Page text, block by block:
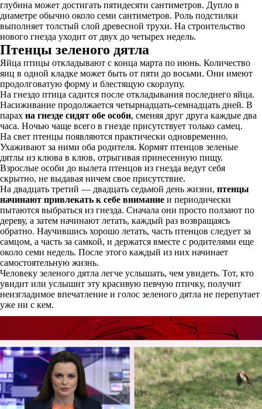
глубина может достигать пятидесяти сантиметров. Дупло в
диаметре обычно около семи сантиметров. Роль подстилки
выполняет толстый слой древесной трухи. На строительство
нового гнезда уходит от двух до четырех недель.
Птенцы зеленого дятла
Яйца птицы откладывают с конца марта по июнь. Количество
яиц в одной кладке может быть от пяти до восьми. Они имеют
продолговатую форму и блестящую скорлупу.
На гнездо птица садится после откладывания последнего яйца.
Насиживание продолжается четырнадцать-семнадцать дней. В
парах на гнезде сидят обе особи, сменяя друг друга каждые два
часа. Ночью чаще всего в гнезде присутствует только самец.
На свет птенцы появляются практически одновременно.
Ухаживают за ними оба родителя. Кормят птенцов зеленые
дятлы из клюва в клюв, отрыгивая принесенную пищу.
Взрослые особи до вылета птенцов из гнезда ведут себя
скрытно, не выдавая ничем свое присутствие.
На двадцать третий — двадцать седьмой день жизни, птенцы
начинают привлекать к себе внимание и периодически
пытаются выбраться из гнезда. Сначала они просто ползают по
дереву, а затем начинают летать, каждый раз возвращаясь
обратно. Научившись хорошо летать, часть птенцов следует за
самцом, а часть за самкой, и держатся вместе с родителями еще
около семи недель. После этого каждый из них начинает
самостоятельную жизнь.
Человеку зеленого дятла легче услышать, чем увидеть. Тот, кто
увидит или услышит эту красивую певчую птичку, получит
неизгладимое впечатление и голос зеленого дятла не перепутает
уже ни с кем.